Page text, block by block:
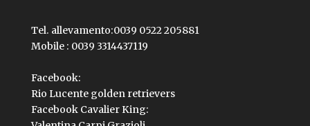
Tel. allevamento:0039 0522 205881
Mobile : 0039 3314437119
Facebook:
Rio Lucente golden retrievers
Facebook Cavalier King: